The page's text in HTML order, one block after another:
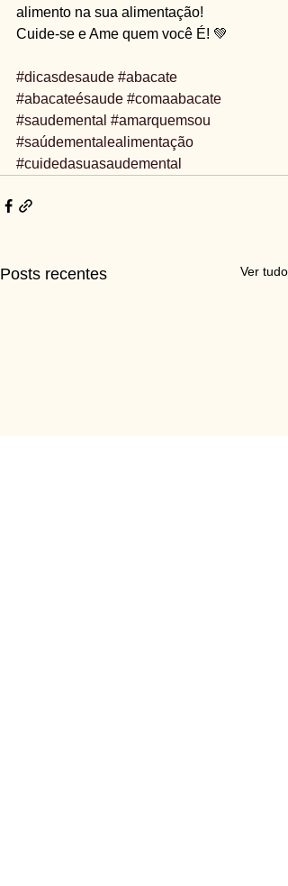
alimento na sua alimentação!
Cuide-se e Ame quem você É! 💚
#dicasdesaude #abacate
#abacateésaude #comaabacate
#saudemental #amarquemsou
#saúdementalealimentação
#cuidedasuasaudemental
Posts recentes Ver tudo